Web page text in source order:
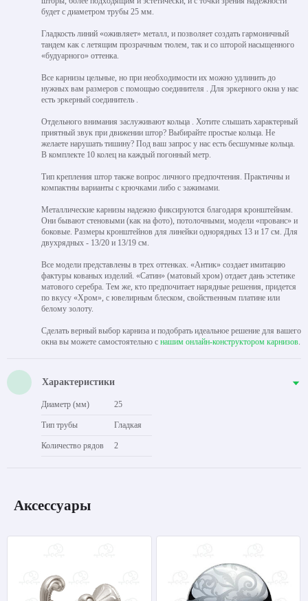
будет с диаметром трубы 25 мм.
Гладкость линий «оживляет» металл, и позволяет создать гармоничный
тандем как с летящим прозрачным тюлем, так и со шторой насыщенного
«будуарного» оттенка.
Все карнизы цельные, но при необходимости их можно удлинить до
нужных вам размеров с помощью соединителя . Для эркерного окна у нас
есть эркерный соединитель .
Отдельного внимания заслуживают кольца . Хотите слышать характерный
приятный звук при движении штор? Выбирайте простые кольца. Не
желаете нарушать тишину? Под ваш запрос у нас есть бесшумные кольца.
В комплекте 10 колец на каждый погонный метр.
Тип крепления штор также вопрос личного предпочтения. Практичны и
компактны варианты с крючками либо с зажимами.
Металлические карнизы надежно фиксируются благодаря кронштейнам.
Они бывают стеновыми (как на фото), потолочными, модели «прованс» и
боковые. Размеры кронштейнов для линейки однорядных 13 и 17 см. Для
двухрядных - 13/20 и 13/19 см.
Все модели представлены в трех оттенках. «Антик» создает имитацию
фактуры кованых изделий. «Сатин» (матовый хром) отдает дань эстетике
матового серебра. Тем же, кто предпочитает нарядные решения, придется
по вкусу «Хром», с ювелирным блеском, свойственным платине или
белому золоту.
Сделать верный выбор карниза и подобрать идеальное решение для вашего
окна вы можете самостоятельно с нашим онлайн-конструктором карнизов.
Характеристики
Диаметр (мм) 25
Тип трубы Гладкая
Количество рядов 2
Аксессуары